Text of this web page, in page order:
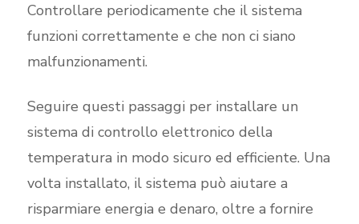
Controllare periodicamente che il sistema
funzioni correttamente e che non ci siano
malfunzionamenti.
Seguire questi passaggi per installare un
sistema di controllo elettronico della
temperatura in modo sicuro ed efficiente. Una
volta installato, il sistema può aiutare a
risparmiare energia e denaro, oltre a fornire